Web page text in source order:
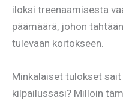
iloksi treenaamisesta
päämäärä, johon
tulevaan koitokseen.
Minkälaiset tulokset
kilpailussasi? Milloin